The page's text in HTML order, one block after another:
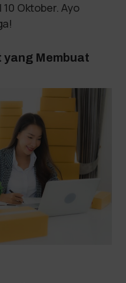
Oktober. Ayo
Membuat